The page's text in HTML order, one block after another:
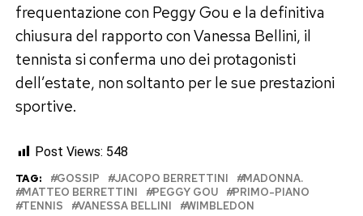
frequentazione con Peggy Gou e la definitiva
chiusura del rapporto con Vanessa Bellini, il
tennista si conferma uno dei protagonisti
dell’estate, non soltanto per le sue prestazioni
sportive.
Post Views: 548
TAG: GOSSIP JACOPO BERRETTINI
MADONNA.
MATTEO BERRETTINI
PEGGY GOU
PRIMO-PIANO
TENNIS
VANESSA BELLINI WIMBLEDON